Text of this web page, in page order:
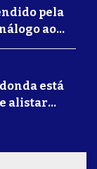
pela
ao
está
alistar